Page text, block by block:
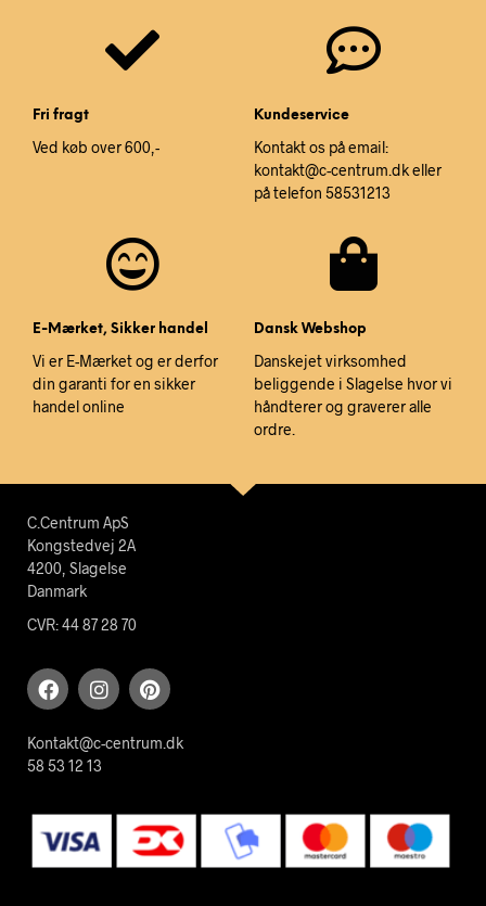
Fri fragt
Ved køb over 600,-
Kundeservice
Kontakt os på email:
kontakt@c-centrum.dk eller
på telefon 58531213
E-Mærket, Sikker handel
Vi er E-Mærket og er derfor
din garanti for en sikker
handel online
Dansk Webshop
Danskejet virksomhed
beliggende i Slagelse hvor vi
håndterer og graverer alle
ordre.
C.Centrum ApS
Kongstedvej 2A
4200, Slagelse
Danmark
CVR: 44 87 28 70
Kontakt@c-centrum.dk
58 53 12 13